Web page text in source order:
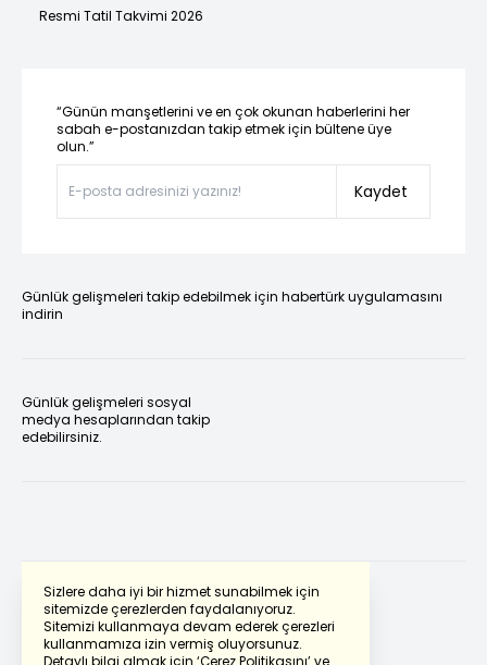
Sizlere daha iyi bir hizmet sunabilmek için
sitemizde çerezlerden faydalanıyoruz.
Sitemizi kullanmaya devam ederek çerezleri
kullanmamıza izin vermiş oluyorsunuz.
Detaylı bilgi almak için ‘Çerez Politikasını’ve
Resmi Tatil Takvimi 2026
“Günün manşetlerini ve en çok okunan haberlerini her
sabah e-postanızdan takip etmek için bültene üye
olun.”
Kaydet
Günlük gelişmeleri takip edebilmek için habertürk uygulamasını
indirin
Günlük gelişmeleri sosyal
medya hesaplarından takip
edebilirsiniz.
Powered by Translate